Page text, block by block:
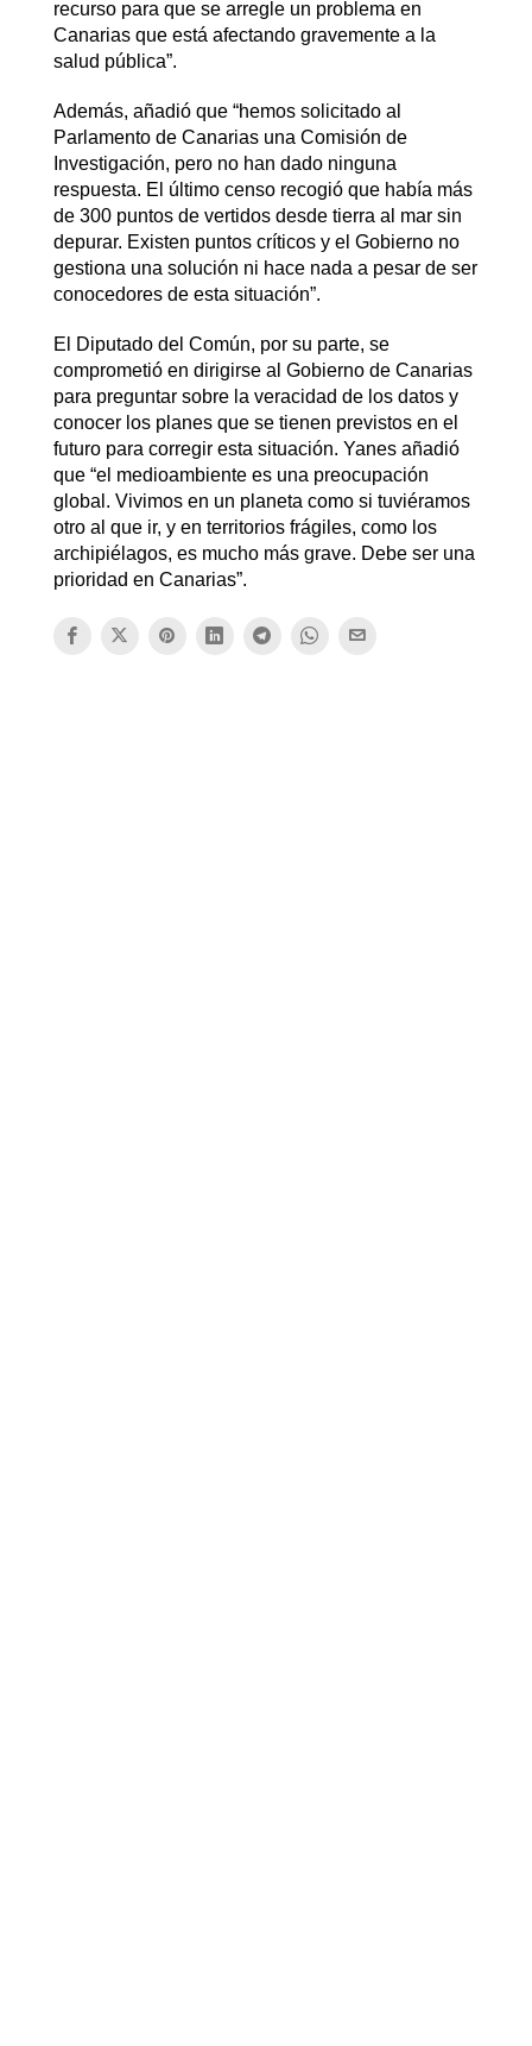
recurso para que se arregle un problema en
Canarias que está afectando gravemente a la
salud pública”.
Además, añadió que “hemos solicitado al
Parlamento de Canarias una Comisión de
Investigación, pero no han dado ninguna
respuesta. El último censo recogió que había más
de 300 puntos de vertidos desde tierra al mar sin
depurar. Existen puntos críticos y el Gobierno no
gestiona una solución ni hace nada a pesar de ser
conocedores de esta situación”.
El Diputado del Común, por su parte, se
comprometió en dirigirse al Gobierno de Canarias
para preguntar sobre la veracidad de los datos y
conocer los planes que se tienen previstos en el
futuro para corregir esta situación. Yanes añadió
que “el medioambiente es una preocupación
global. Vivimos en un planeta como si tuviéramos
otro al que ir, y en territorios frágiles, como los
archipiélagos, es mucho más grave. Debe ser una
prioridad en Canarias”.